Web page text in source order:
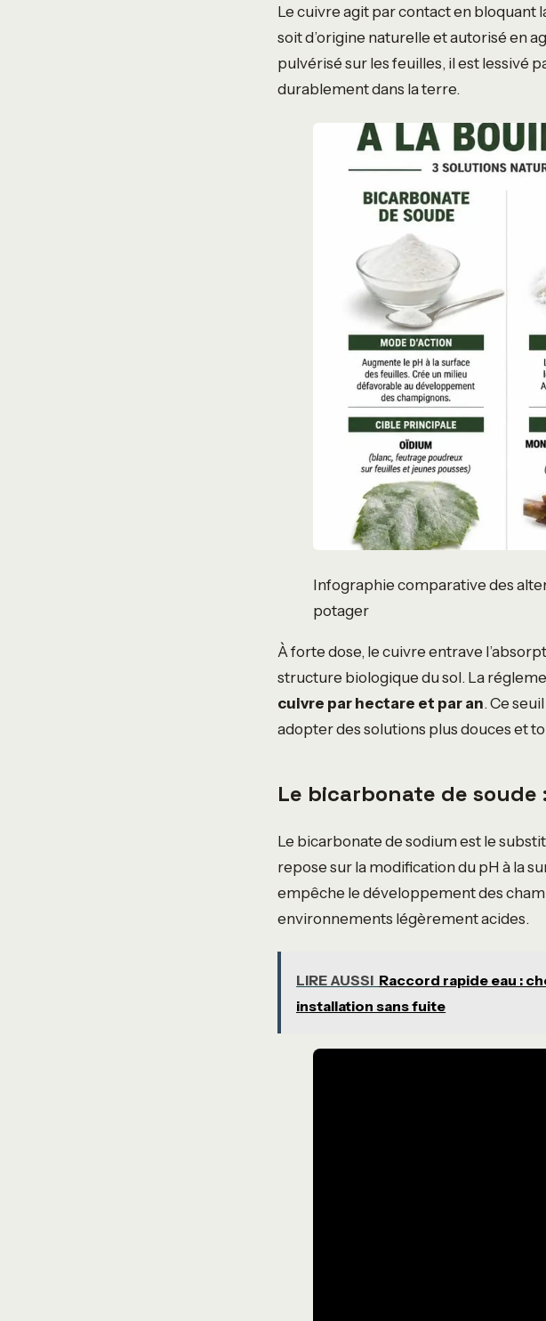
Le cuivre agit par contact en bloquant
soit d’origine naturelle et autorisé en
pulvérisé sur les feuilles, il est lessivé
durablement dans la terre.
Infographie comparative des
potager
À forte dose, le cuivre entrave
structure biologique du sol. La
cuivre par hectare et par an. Ce
adopter des solutions plus douces et
Le bicarbonate de
Le bicarbonate de sodium est le
repose sur la modification du pH à la
empêche le développement des
environnements légèrement acides.
LIRE AUSSI Raccord rapide eau :
installation sans fuite